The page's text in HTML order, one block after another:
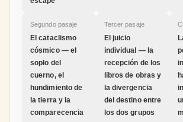
Segundo pasaje
El cataclismo
cósmico — el
soplo del
cuerno, el
hundimiento de
la tierra y la
comparecencia
Tercer pasaje
El juicio
individual — la
recepción de los
libros de obras y
la divergencia
del destino entre
los dos grupos